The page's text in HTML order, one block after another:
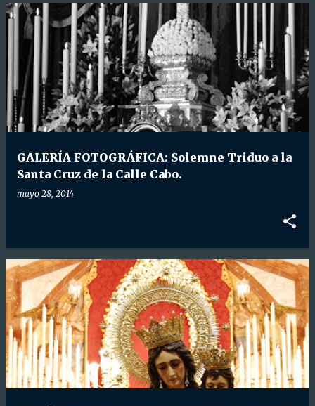
GALERÍA FOTOGRÁFICA: Solemne Triduo a la
Santa Cruz de la Calle Cabo.
mayo 28, 2014